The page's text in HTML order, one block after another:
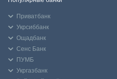
Приватбанк
Укрсиббанк
Ощадбанк
Сенс Банк
ПУМБ
Укргазбанк